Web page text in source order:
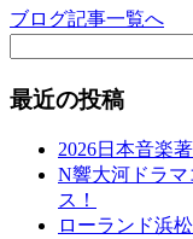
ブログ記事一覧へ
最近の投稿
2026日本音楽
N響大河ドラマ
ス！
ローランド浜